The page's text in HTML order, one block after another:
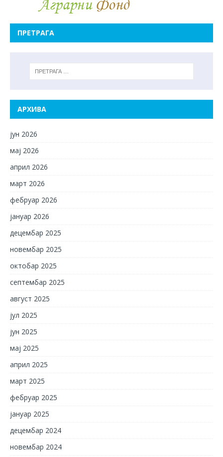
ПРЕТРАГА
АРХИВА
јун 2026
мај 2026
април 2026
март 2026
фебруар 2026
јануар 2026
децембар 2025
новембар 2025
октобар 2025
септембар 2025
август 2025
јул 2025
јун 2025
мај 2025
април 2025
март 2025
фебруар 2025
јануар 2025
децембар 2024
новембар 2024